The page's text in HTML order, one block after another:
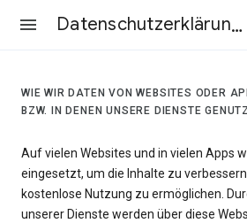
Datenschutzerklärung & Nutzungsbedingungen
WIE WIR DATEN VON WEBSITES ODER
BZW. IN DENEN UNSERE DIENSTE
Auf vielen Websites und in vielen Apps
eingesetzt, um die Inhalte zu
kostenlose Nutzung zu ermöglichen.
unserer Dienste werden über diese